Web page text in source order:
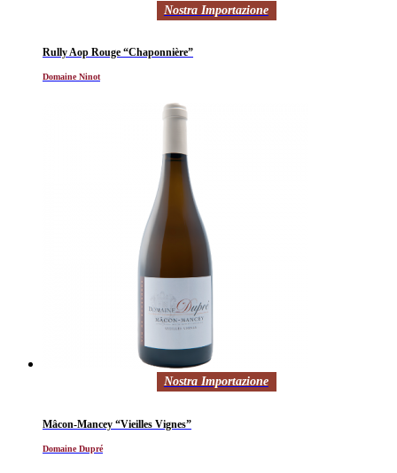
Nostra Importazione
Rully Aop Rouge “Chaponnière”
Domaine Ninot
Nostra Importazione
Mâcon-Mancey “Vieilles Vignes”
Domaine Dupré